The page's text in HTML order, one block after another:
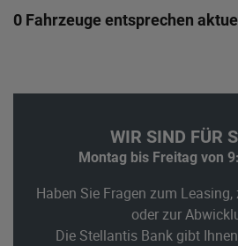
0 Fahrzeuge entsprechen
WIR SIND FÜR
Montag bis Freitag von
Haben Sie Fragen zum
oder zur
Die Stellantis Bank gibt